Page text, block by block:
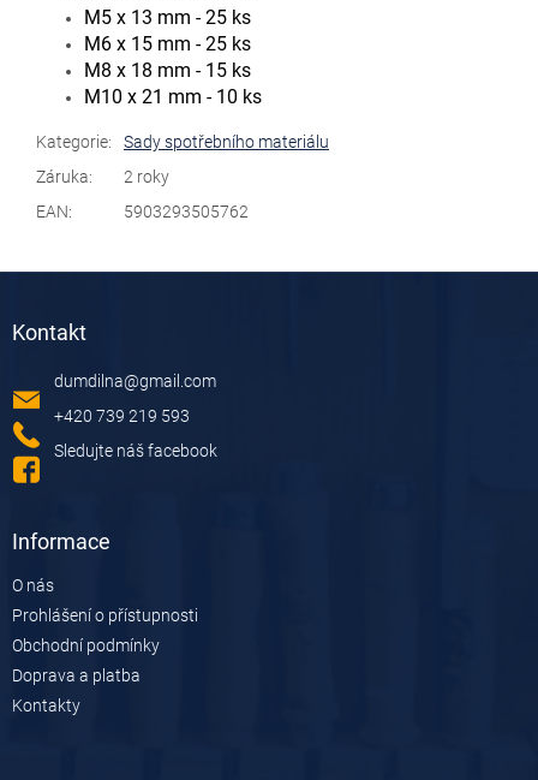
M5 x 13 mm - 25 ks
M6 x 15 mm - 25 ks
M8 x 18 mm - 15 ks
M10 x 21 mm - 10 ks
Kategorie:
Sady spotřebního materiálu
Záruka:
2 roky
EAN: 5903293505762
Kontakt
dumdilna@gmail.com
+420 739 219 593
Sledujte náš facebook
Informace
O nás
Prohlášení o přístupnosti
Obchodní podmínky
Doprava a platba
Kontakty